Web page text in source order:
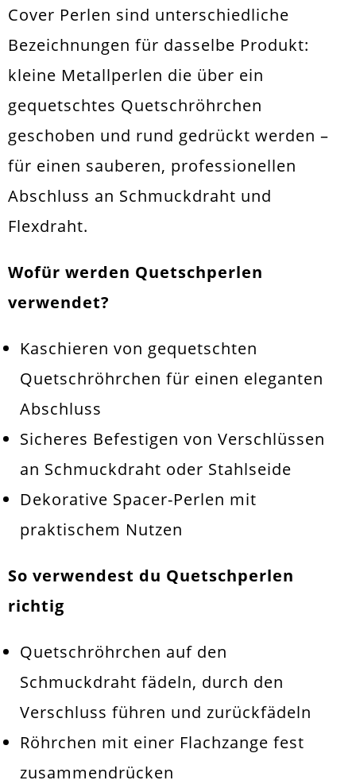
Cover Perlen sind unterschiedliche
Bezeichnungen für dasselbe Produkt:
kleine Metallperlen die über ein
gequetschtes Quetschröhrchen
geschoben und rund gedrückt werden –
für einen sauberen, professionellen
Abschluss an Schmuckdraht und
Flexdraht.
Wofür werden Quetschperlen
verwendet?
Kaschieren von gequetschten
Quetschröhrchen für einen eleganten
Abschluss
Sicheres Befestigen von Verschlüssen
an Schmuckdraht oder Stahlseide
Dekorative Spacer-Perlen mit
praktischem Nutzen
So verwendest du Quetschperlen
richtig
Quetschröhrchen auf den
Schmuckdraht fädeln, durch den
Verschluss führen und zurückfädeln
Röhrchen mit einer Flachzange fest
zusammendrücken